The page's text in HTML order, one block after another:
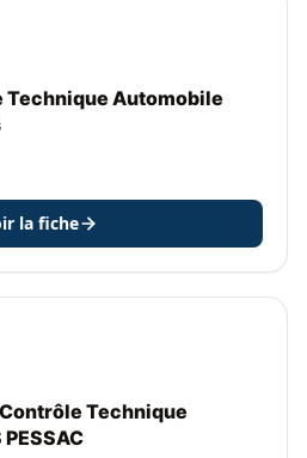
Automobile
la fiche
Technique